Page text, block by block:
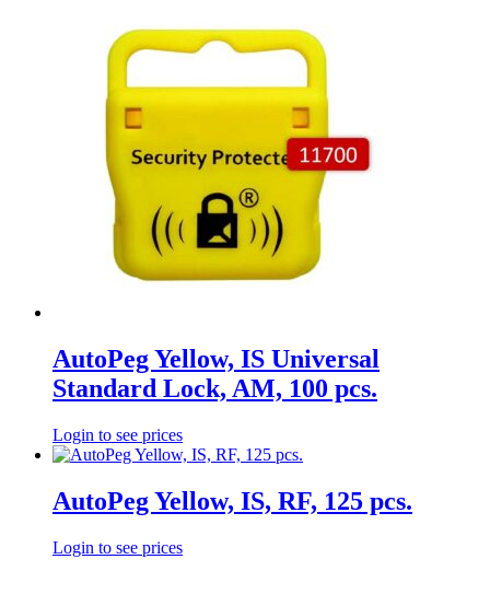
AutoPeg Yellow, IS Universal
Standard Lock, AM, 100 pcs.
Login to see prices
AutoPeg Yellow, IS, RF, 125 pcs.
Login to see prices